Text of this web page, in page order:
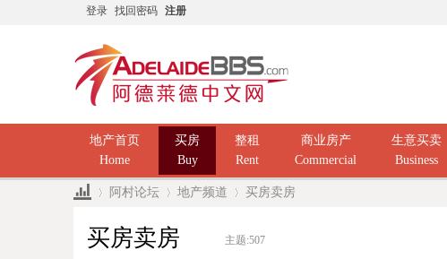
登录 找回密码 注册
地产首页
Home
买房
Buy
整租
Rent
商业房产
Commercial
生意买卖
Business
阿村论坛 地产频道 买房卖房
买房卖房 主题:507